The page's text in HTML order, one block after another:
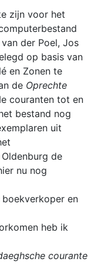
zijn voor het
der Poel, Jos
op basis van
en Zonen te
de Oprechte
couranten tot en
bestand nog
uit
de
nu nog
en
heb ik
courante